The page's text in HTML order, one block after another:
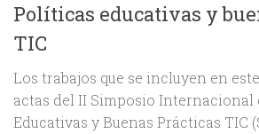
Políticas educativas y
TIC
Los trabajos que se incluyen en
actas del II Simposio Internacional
Educativas y Buenas Prácticas TIC